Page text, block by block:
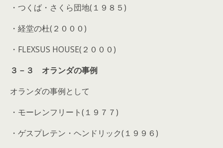
・つくば・さくら団地(１９８５)
・経堂の杜(２０００)
・FLEXSUS HOUSE(２０００)
３－３ オランダの事例
オランダの事例として
・モーレンフリート(１９７７)
・ゲスプレテン・ヘンドリック(１９９６)